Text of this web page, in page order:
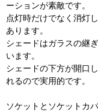
ーションが素敵です。
点灯時だけでなく消灯
あります。
シェードはガラスの継
います。
シェードの下方が開口
れるので実用的です。
ソケットとソケットカ